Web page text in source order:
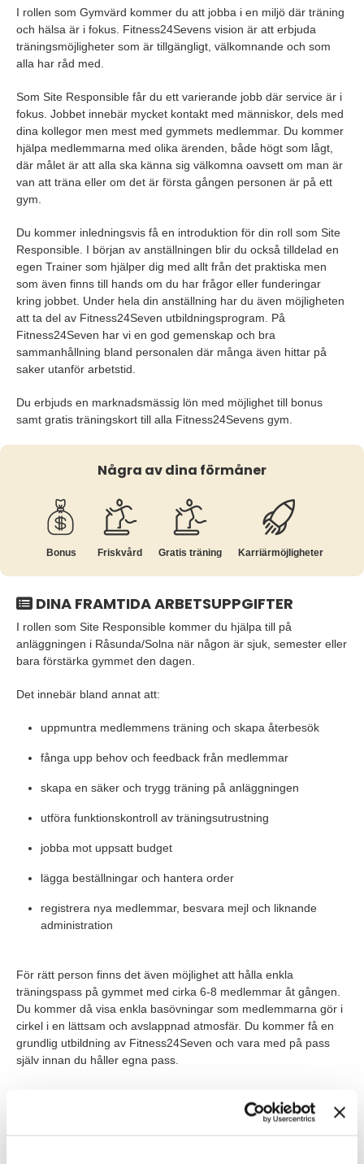
I rollen som Gymvärd kommer du att jobba i en miljö där träning
och hälsa är i fokus. Fitness24Sevens vision är att erbjuda
träningsmöjligheter som är tillgängligt, välkomnande och som
alla har råd med.
Som Site Responsible får du ett varierande jobb där service är i
fokus. Jobbet innebär mycket kontakt med människor, dels med
dina kollegor men mest med gymmets medlemmar. Du kommer
hjälpa medlemmarna med olika ärenden, både högt som lågt,
där målet är att alla ska känna sig välkomna oavsett om man är
van att träna eller om det är första gången personen är på ett
gym.
Du kommer inledningsvis få en introduktion för din roll som Site
Responsible. I början av anställningen blir du också tilldelad en
egen Trainer som hjälper dig med allt från det praktiska men
som även finns till hands om du har frågor eller funderingar
kring jobbet. Under hela din anställning har du även möjligheten
att ta del av Fitness24Seven utbildningsprogram. På
Fitness24Seven har vi en god gemenskap och bra
sammanhållning bland personalen där många även hittar på
saker utanför arbetstid.
Du erbjuds en marknadsmässig lön med möjlighet till bonus
samt gratis träningskort till alla Fitness24Sevens gym.
Några av dina förmåner
Bonus Friskvård Gratis träning Karriär­möjligheter
DINA FRAMTIDA ARBETSUPPGIFTER
I rollen som Site Responsible kommer du hjälpa till på
anläggningen i Råsunda/Solna när någon är sjuk, semester eller
bara förstärka gymmet den dagen.
Det innebär bland annat att:
uppmuntra medlemmens träning och skapa återbesök
fånga upp behov och feedback från medlemmar
skapa en säker och trygg träning på anläggningen
utföra funktionskontroll av träningsutrustning
jobba mot uppsatt budget
lägga beställningar och hantera order
registrera nya medlemmar, besvara mejl och liknande
administration
För rätt person finns det även möjlighet att hålla enkla
träningspass på gymmet med cirka 6-8 medlemmar åt gången.
Du kommer då visa enkla basövningar som medlemmarna gör i
cirkel i en lättsam och avslappnad atmosfär. Du kommer få en
grundlig utbildning av Fitness24Seven och vara med på pass
själv innan du håller egna pass.
Schemat för nästa vecka sätts varje fredag så att du har